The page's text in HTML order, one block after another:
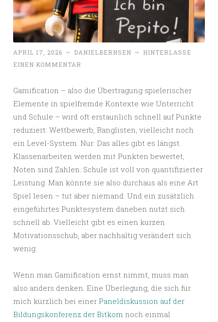
APRIL 17, 2026 ~ DANIELBERNSEN ~
HINTERLASSE
EINEN KOMMENTAR
Gamification – also die Übertragung spielerischer
Elemente in spielfremde Kontexte wie Unterricht
und Schule – wird oft erstaunlich schnell auf Punkte
reduziert: Wettbewerb, Ranglisten, vielleicht noch
ein Level-System. Nur: Das alles gibt es längst.
Klassenarbeiten werden mit Punkten bewertet,
Noten sind Zahlen. Schule ist voll von quantifizierter
Leistung. Man könnte sie also durchaus als eine Art
Spiel lesen – tut aber niemand. Und ein zusätzlich
eingeführtes Punktesystem daneben nutzt sich
schnell ab. Vielleicht gibt es einen kurzen
Motivationsschub, aber nachhaltig verändert sich
wenig.
Wenn man Gamification ernst nimmt, muss man
also anders denken. Eine Überlegung, die sich für
mich kürzlich bei einer Paneldiskussion auf der
Bildungskonferenz der Bitkom noch einmal